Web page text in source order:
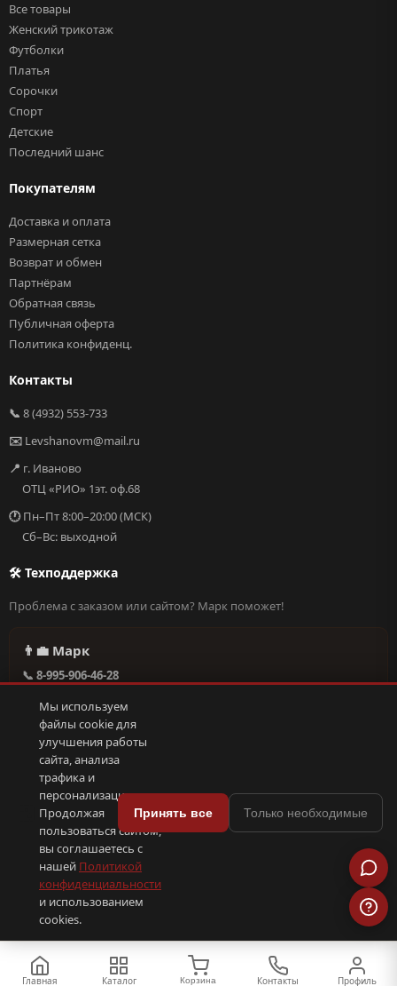
Все товары
Женский трикотаж
Футболки
Платья
Сорочки
Спорт
Детские
Последний шанс
Покупателям
Доставка и оплата
Размерная сетка
Возврат и обмен
Партнёрам
Обратная связь
Публичная оферта
Политика конфиденц.
Контакты
📞 8 (4932) 553-733
✉️ Levshanovm@mail.ru
📍 г. Иваново
ОТЦ «РИО» 1эт. оф.68
🕐Пн–Пт 8:00–20:00 (МСК)
Сб–Вс: выходной
🛠 Техподдержка
Проблема с заказом или сайтом? Марк поможет!
👨‍💼 Марк
📞 8-995-906-46-28
🕐 Круглосуточно, без выходных
Написать в поддержку →
© 2026 С иголочки | 37. Все права защищены.
🛠 Поддержка·Оферта· 📦 YML-фид
Сделано в .su
Главная Каталог Корзина Контакты Профиль
Мы используем
файлы cookie для
улучшения работы
сайта, анализа
трафика и
персонализации.
Продолжая
пользоваться сайтом,
вы соглашаетесь с
нашей Политикой
конфиденциальности
и использованием
cookies.
Принять все Только необходимые